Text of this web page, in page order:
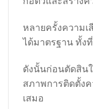
หลายครั้งความเ
ได้มาตรฐาน ทั้ง
ดังนั้นก่อนตัดสิน
สภาพการติดตั้ง
เสมอ